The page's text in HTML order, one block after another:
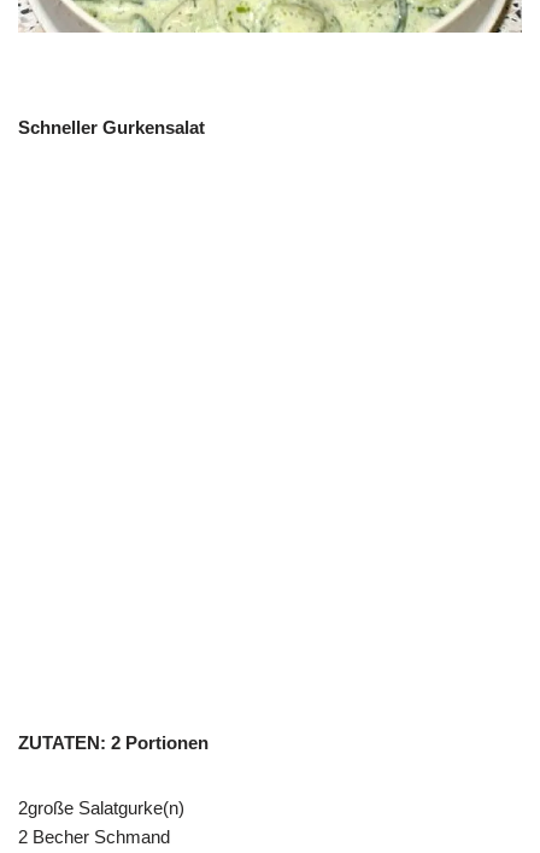
Schneller Gurkensalat
ZUTATEN: 2 Portionen
2große Salatgurke(n)
2 Becher Schmand